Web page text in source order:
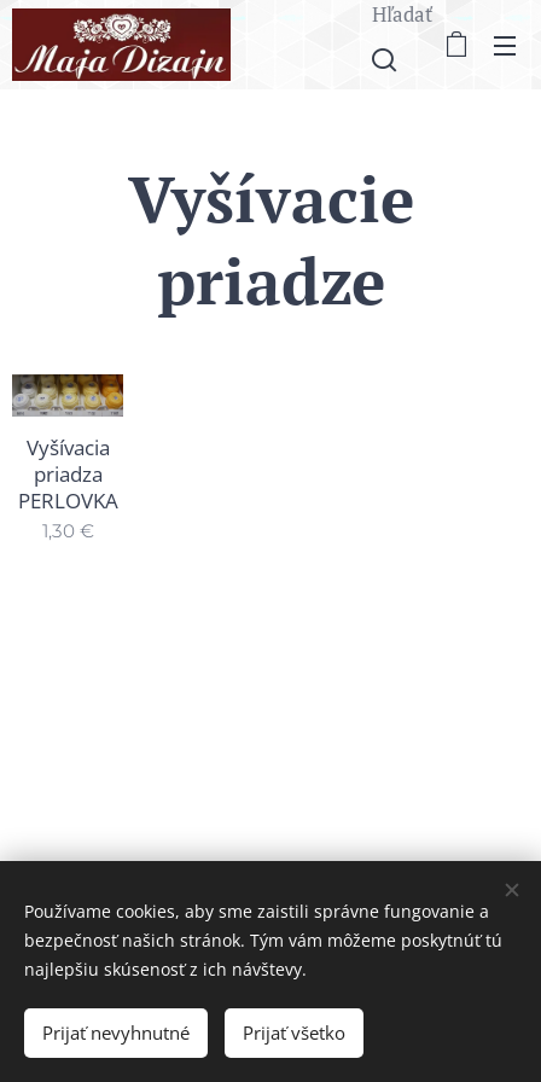
Hľadať
Vyšívacie
priadze
Vyšívacia
priadza
PERLOVKA
1,30€
© 2024 Všetky práva vyhradené MAJADIZAJN
www.majadizajn.eu
Cookies
Používame cookies, aby sme zaistili správne fungovanie a
bezpečnosť našich stránok. Tým vám môžeme poskytnúť tú
najlepšiu skúsenosť z ich návštevy.
Prijať nevyhnutné Prijať všetko